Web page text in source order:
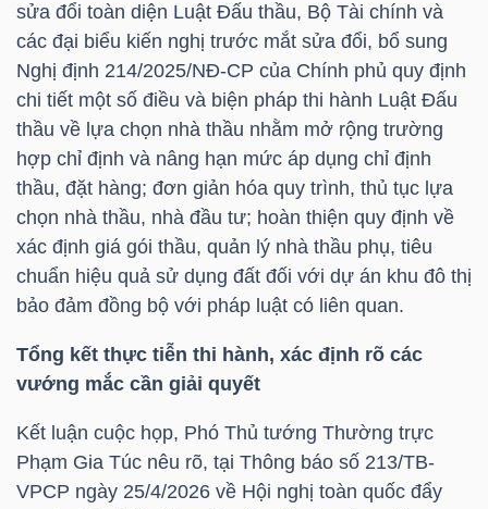
sửa đổi toàn diện Luật Đấu thầu, Bộ Tài chính và
các đại biểu kiến nghị trước mắt sửa đổi, bổ sung
Nghị định 214/2025/NĐ-CP của Chính phủ quy định
chi tiết một số điều và biện pháp thi hành Luật Đấu
thầu về lựa chọn nhà thầu nhằm mở rộng trường
hợp chỉ định và nâng hạn mức áp dụng chỉ định
thầu, đặt hàng; đơn giản hóa quy trình, thủ tục lựa
chọn nhà thầu, nhà đầu tư; hoàn thiện quy định về
xác định giá gói thầu, quản lý nhà thầu phụ, tiêu
chuẩn hiệu quả sử dụng đất đối với dự án khu đô thị
bảo đảm đồng bộ với pháp luật có liên quan.
Tổng kết thực tiễn thi hành, xác định rõ các
vướng mắc cần giải quyết
Kết luận cuộc họp, Phó Thủ tướng Thường trực
Phạm Gia Túc nêu rõ, tại Thông báo số 213/TB-
VPCP ngày 25/4/2026 về Hội nghị toàn quốc đẩy
SẢN
Mã
chứng
khoán
(-)
Tất cả Cổ phiếu Chỉ số Chứng chỉ quỹ Chứng
Lãnh
đạo
(-)
Tất cả Người nội bộ Người liên quan
Tin
tức